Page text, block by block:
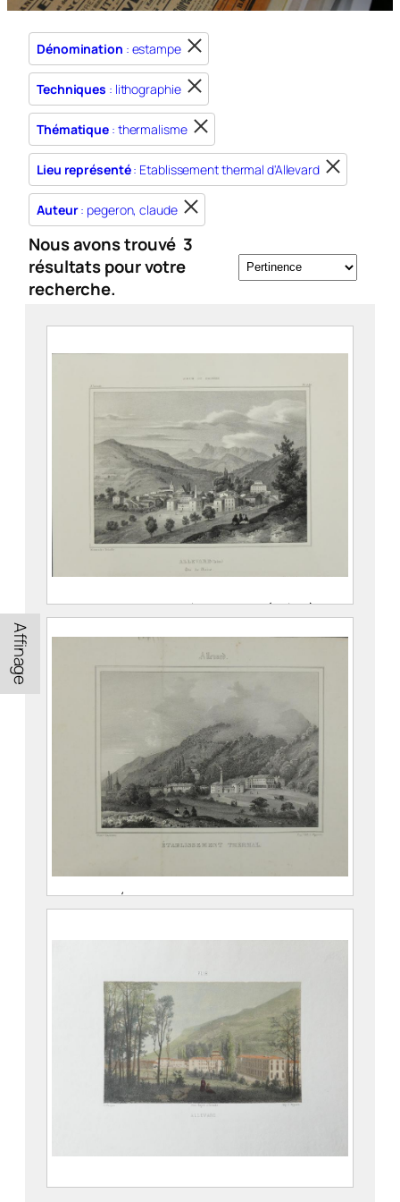
Dénomination : estampe
Techniques : lithographie
Thématique : thermalisme
Lieu représenté: Etablissement thermal d'Allevard
Auteur: pegeron, claude
Nous avons trouvé 3
résultats pour votre
recherche.
Affinage
Album du Dauphiné. Allevard (Isère).
Côté des Bains
DEBELLE, Alexandre (Voreppe, 21
décembre 1805 (30 Frimaire An 14)
– Grenoble, 22 juillet 1897)
PEGERON, Claude
976.1.18
Allevard. Établissement thermal.
CASSIEN, Victor (Grenoble, 25
1893)
PEGERON, Claude
976.1.53
Allevard.